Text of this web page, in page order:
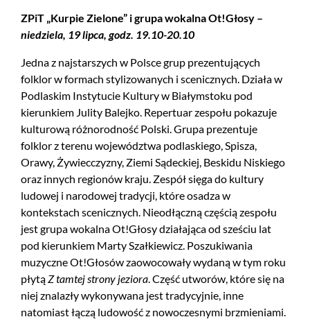
ZPiT „Kurpie Zielone” i grupa wokalna Ot!Głosy –
niedziela, 19 lipca, godz. 19.10-20.10
Jedna z najstarszych w Polsce grup prezentujących
folklor w formach stylizowanych i scenicznych. Działa w
Podlaskim Instytucie Kultury w Białymstoku pod
kierunkiem Julity Balejko. Repertuar zespołu pokazuje
kulturową różnorodność Polski. Grupa prezentuje
folklor z terenu województwa podlaskiego, Spisza,
Orawy, Żywiecczyzny, Ziemi Sądeckiej, Beskidu Niskiego
oraz innych regionów kraju. Zespół sięga do kultury
ludowej i narodowej tradycji, które osadza w
kontekstach scenicznych. Nieodłączną częścią zespołu
jest grupa wokalna Ot!Głosy działająca od sześciu lat
pod kierunkiem Marty Szałkiewicz. Poszukiwania
muzyczne Ot!Głosów zaowocowały wydaną w tym roku
płytą Z tamtej strony jeziora . Część utworów, które się na
niej znalazły wykonywana jest tradycyjnie, inne
natomiast łączą ludowość z nowoczesnymi brzmieniami.